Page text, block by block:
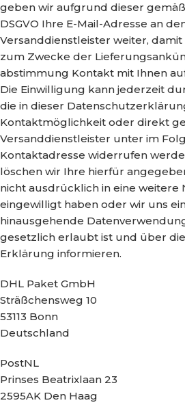
geben wir aufgrund dieser gemäß
DSGVO Ihre E-Mail-Adresse an
Versanddienstleister weiter,
zum Zwecke der
abstimmung Kontakt mit Ihnen
Die Einwilligung kann jederzeit
die in dieser
Kontaktmöglichkeit oder direkt
Versanddienstleister unter im
Kontaktadresse widerrufen
löschen wir Ihre hierfür
nicht ausdrücklich in eine
eingewilligt haben oder wir uns
hinausgehende
gesetzlich erlaubt ist und über die
Erklärung informieren.
DHL Paket GmbH
Sträßchensweg 10
53113 Bonn
Deutschland
PostNL
Prinses Beatrixlaan 23
2595AK Den Haag